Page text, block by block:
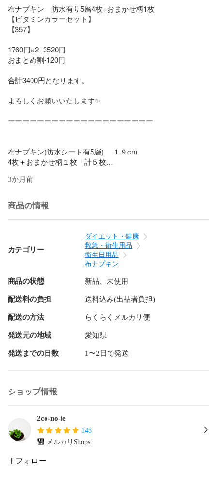
布ナプキン　防水有り5層4枚+おまかせ柄1枚
【ビタミンカラーセット】
【357】
1760円×2=3520円
おまとめ割-120円
合計3400円となります。
よろしくお願いいたします✨
ーーーーーーーーーーーーーーーーーーーー
布ナプキン(防水シート有5層) 　１９cm
4枚＋おまかせ柄１枚　計５枚
✳︎防水シートは湿気を通して水を通さない構造のシートを使
用しております✳︎ （アイロン・乾燥機不可）
吸収体      綿 （ネル生地2枚）
透湿性防水シート　1枚
柄面         綿（ダブルガーゼ）
ボタン      プラスチックスナップ
サイズ
横  約17cm （閉じた状態　約7cm）
性（綿カス）です(*^^*)
布ライナー19cmと同じサイズのため、区別するためにスタン
プタグを付けております。
（タグはランダムです）
翌日発送を心がけていますが万が一遅れる場合はご連絡させ
て頂きます。
3か月前
商品の情報
カテゴリー
ダイエット・健康
救急・衛生用品
衛生日用品
布ナプキン
商品の状態 新品、未使用
配送料の負担 送料込み(出品者負担)
配送の方法 らくらくメルカリ便
発送元の地域 愛知県
発送までの日数 1〜2日で発送
ショップ情報
2co-no-ie
148
メルカリShops
フォロー